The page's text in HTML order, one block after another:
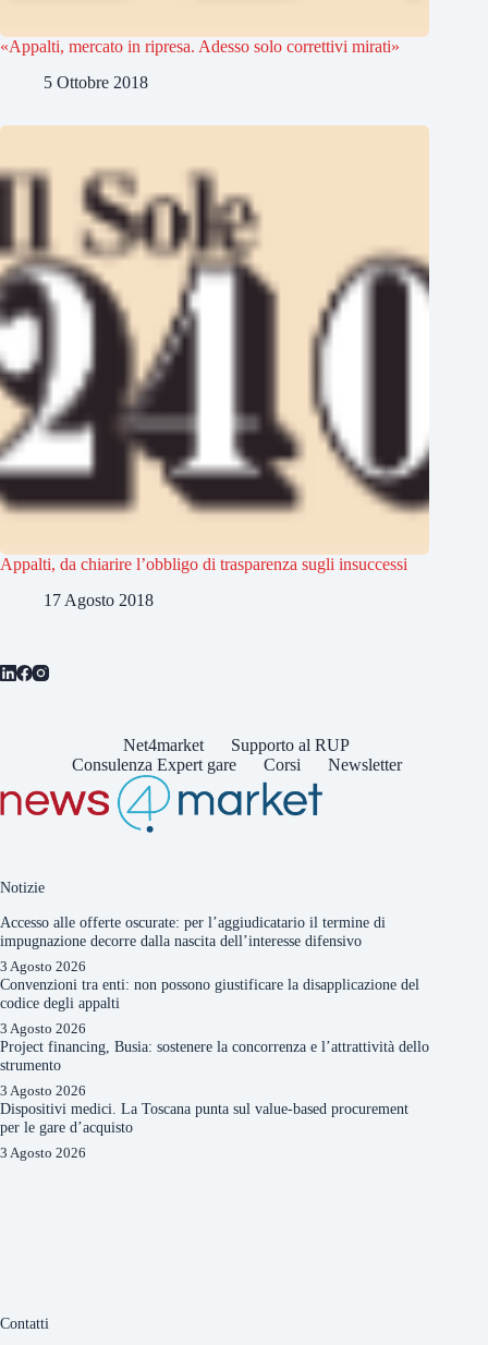
«Appalti, mercato in ripresa. Adesso solo correttivi mirati»
5 Ottobre 2018
Appalti, da chiarire l’obbligo di trasparenza sugli insuccessi
17 Agosto 2018
Net4market
Supporto al RUP
Consulenza Expert gare
Corsi Newsletter
Notizie
Accesso alle offerte oscurate: per l’aggiudicatario il termine di
impugnazione decorre dalla nascita dell’interesse difensivo
3 Agosto 2026
Convenzioni tra enti: non possono giustificare la disapplicazione del
codice degli appalti
3 Agosto 2026
Project financing, Busia: sostenere la concorrenza e l’attrattività dello
strumento
3 Agosto 2026
Dispositivi medici. La Toscana punta sul value-based procurement
per le gare d’acquisto
3 Agosto 2026
Contatti